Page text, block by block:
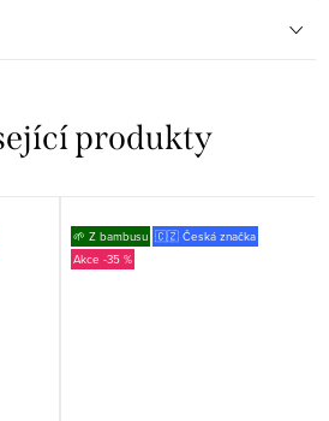
produkty
🌱 Z bambusu 🇨🇿 Česká značka
-35 %